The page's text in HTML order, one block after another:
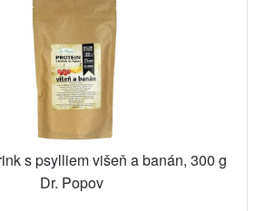
s psylliem višeň a banán, 300 g
Dr. Popov